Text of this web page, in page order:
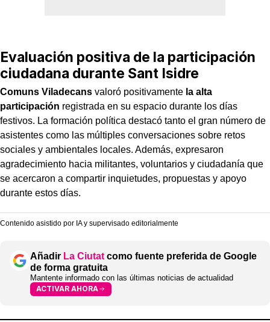
Evaluación positiva de la participación
ciudadana durante Sant Isidre
Comuns Viladecans valoró positivamente la alta
participación registrada en su espacio durante los días
festivos. La formación política destacó tanto el gran número de
asistentes como las múltiples conversaciones sobre retos
sociales y ambientales locales. Además, expresaron
agradecimiento hacia militantes, voluntarios y ciudadanía que
se acercaron a compartir inquietudes, propuestas y apoyo
durante estos días.
Contenido asistido por IA y supervisado editorialmente
Añadir La Ciutat como fuente preferida de Google
de forma gratuita
Mantente informado con las últimas noticias de actualidad
ACTIVAR AHORA